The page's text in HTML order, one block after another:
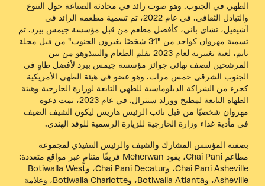
الطهي في الجنوب. وهو صوت رائد في محادثة الصناعة حول التنوع
والتبادل الثقافي. في عام 2022، تم تسمية مطعمه الرائد في
آشيفيل، تشاي باني، كأفضل مطعم من قبل مؤسسة جيمس بيرد. تم
تسمية مهروان كواحد من "31 شخصًا يغيرون الجنوب" من قبل
مجلة
تايم، لعبة تغييرية لعام 2023 بقلم الطعام والنبيذوهو من بين
المرشحين لنصف نهائي جوائز مؤسسة جيمس بيرد لأفضل طاهٍ في
الجنوب الشرقي خمس مرات. وهو عضو في هيئة الطهي الأمريكية
كجزء من الشراكة الدبلوماسية للطهي التابعة لوزارة الخارجية وهيئة
الطهاة التابعة لمطبخ وورلد سنترال. في عام 2023، تمت دعوة
مهروان شخصيًا من قبل نائب الرئيس هاريس ليكون الشيف الضيف
في مأدبة غداء وزارة الخارجية للزيارة الرسمية للوفد الهندي.
بصفته المؤسس المشارك والشيف والرئيس التنفيذي لمجموعة
مطاعم Chai Pani، يقود Meherwan فريقًا متنامٍ عبر مواقع متعددة:
Chai Pani Asheville، وChai Pani Decatur، وBotiwalla West
Asheville، وBotiwalla Atlanta، وBotiwalla Charlotte، وعلامة